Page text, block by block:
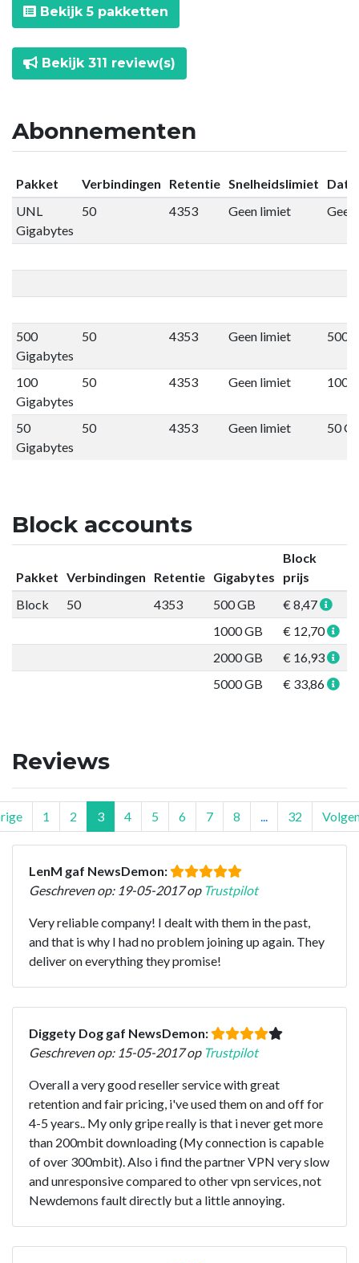
Bekijk 5 pakketten
Bekijk 311 review(s)
Abonnementen
Pakket Verbindingen Retentie Snelheidslimiet
UNL
Gigabytes
50 4353 Geen limiet
500
Gigabytes
50 4353 Geen limiet 500
100
Gigabytes
50 4353 Geen limiet 100
50
Gigabytes
50 4353 Geen limiet 50
Block accounts
Pakket Verbindingen Retentie Gigabytes
Block
prijs
Block
50 4353 500 GB € 8,47
1000 GB
€ 12,70
2000 GB
€ 16,93
5000 GB
€ 33,86
Reviews
1 2 3 4 5 6 7 8 32
LenM gaf NewsDemon:
Geschreven op: 19-05-2017 op Trustpilot
Very reliable company! I dealt with them in the past,
and that is why I had no problem joining up again. They
deliver on everything they promise!
Diggety Dog gaf NewsDemon:
Geschreven op: 15-05-2017 op Trustpilot
Overall a very good reseller service with great
retention and fair pricing, i've used them on and off for
4-5 years.. My only gripe really is that i never get more
than 200mbit downloading (My connection is capable
of over 300mbit). Also i find the partner VPN very slow
and unresponsive compared to other vpn services, not
Newdemons fault directly but a little annoying.